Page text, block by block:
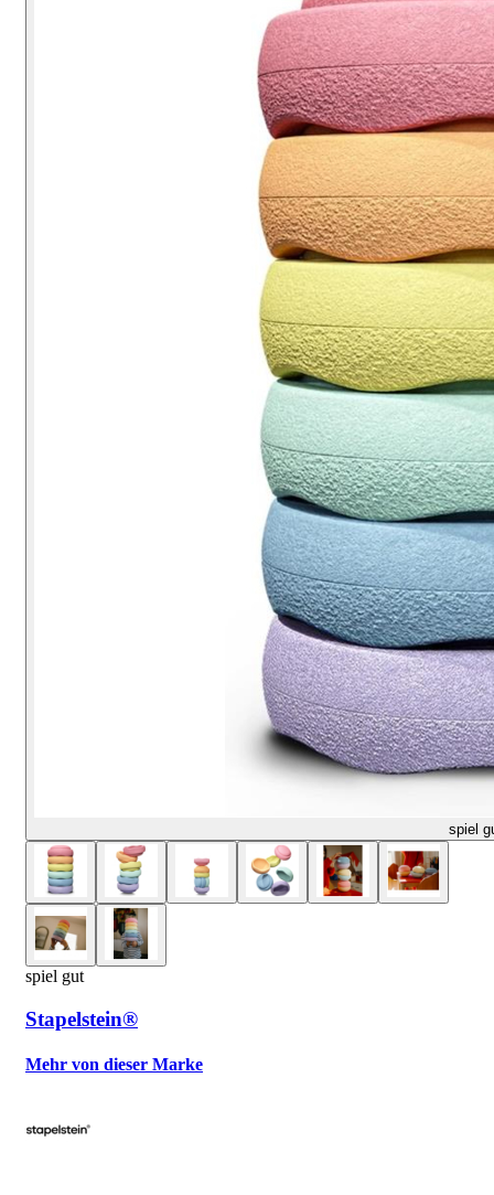
spiel
spiel gut
Stapelstein®
Mehr von dieser Marke